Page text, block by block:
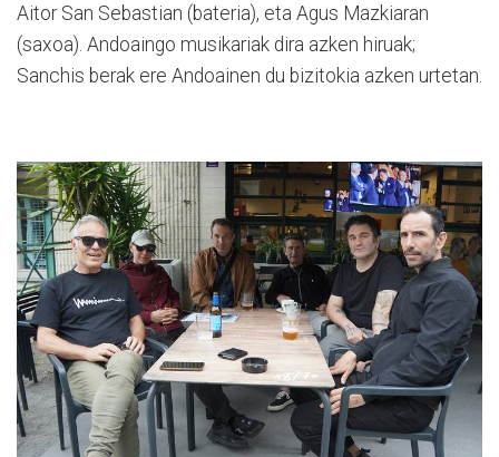
Aitor San Sebastian (bateria), eta Agus Mazkiaran
(saxoa). Andoaingo musikariak dira azken hiruak;
Sanchis berak ere Andoainen du bizitokia azken urtetan.